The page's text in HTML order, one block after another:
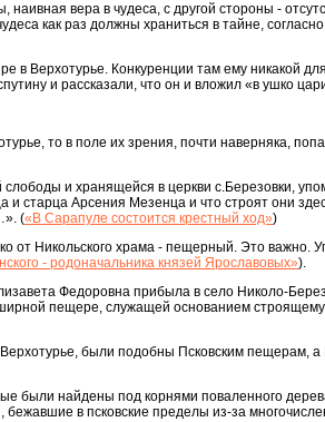
вера в чудеса, с другой стороны -
как раз должны храниться в тайне,
в Верхотурье. Конкуренции там ему никакой
и рассказали, что он и вложил «в ушко
то в поле их зрения, почти наверняка,
и хранящейся в церкви с.Березовки,
и старца Арсения Мезенца и что строят они
(«В Сарапуле состоится крестный ход»)
от Никольского храма - пещерный. Это важно.
- родоначальника князей Ярославовых»).
Федоровна прибыла в село Николо-
пещере, служащей основанием
были подобны Псковским пещерам, а
были найдены под корнями поваленного
в псковские пределы из-за